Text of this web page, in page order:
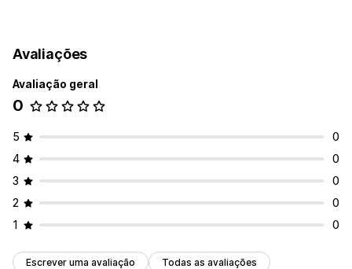
Avaliações
Avaliação geral
0
5
0
4
0
3
0
2
0
1
0
Escrever uma avaliação Todas as avaliações